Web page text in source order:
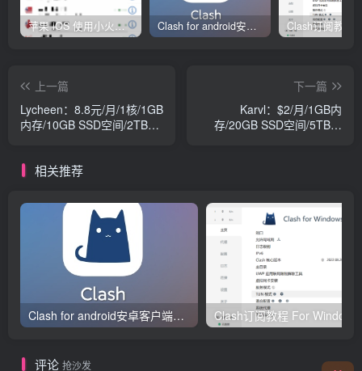
苹果 iOS 使用小火箭(shadowrocket)新手教程 Clash for android安卓客户端保姆级新手使用教程
上一篇
Lycheen：8.8元/月/1核/1GB
内存/10GB SSD空间/2TB流
下一篇
Karvl：$2/月/1GB内
存/20GB SSD空间/5TB流
相关推荐
Clash for android安卓客户端保姆级新手使用教程
评论 抢沙发